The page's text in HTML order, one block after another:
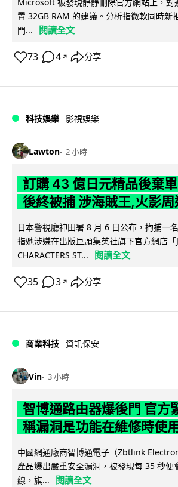
置 32GB RAM 的建議。分析指微軟同時新
門...
閱讀全文
73 4 ↗ 分享
科技娛樂 影視娛樂
Lawton 2 小時
訂購 43 億日元精品後棄
後終被捕 涉海賊王,火影周
日本警視廳神田署 8 月 6 日公布，拘捕一
指她涉嫌在出版巨頭集英社旗下官方網店「
CHARACTERS ST...
閱讀全文
35 3 ↗ 分享
商業科技 資訊保安
Vin 3 小時
智博通路由器爆後門 官方
稱漏洞是功能在維修時使用
中國網通廠商智博通電子（Zbtlink
產品爆出嚴重安全漏洞，被發現每 35 秒便
線，旗...
閱讀全文